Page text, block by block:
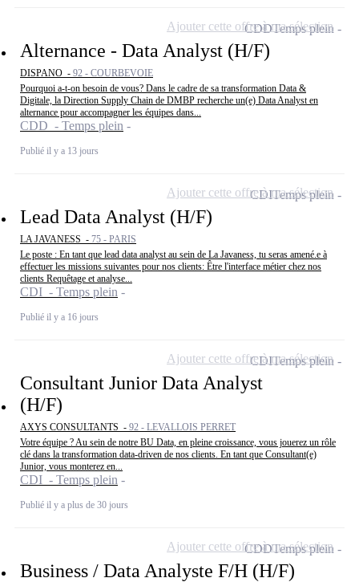
Alternance - Data Analyst (H/F)
DISPANO - 92 - COURBEVOIE
Pourquoi a-t-on besoin de vous? Dans le cadre de sa transformation Data &
Digitale, la Direction Supply Chain de DMBP recherche un(e) Data Analyst en
alternance pour accompagner les équipes dans...
CDD - Temps plein
Publié il y a 13 jours
CDDTemps plein
Ajouter cette offre à ma sélection
Lead Data Analyst (H/F)
LA JAVANESS - 75 - PARIS
Le poste : En tant que lead data analyst au sein de La Javaness, tu seras amené.e à
effectuer les missions suivantes pour nos clients: Être l'interface métier chez nos
clients Requêtage et analyse...
CDI - Temps plein
Publié il y a 16 jours
CDITemps plein
Ajouter cette offre à ma sélection
Consultant Junior Data Analyst
(H/F)
AXYS CONSULTANTS - 92 - LEVALLOIS PERRET
Votre équipe ? Au sein de notre BU Data, en pleine croissance, vous jouerez un rôle
clé dans la transformation data-driven de nos clients. En tant que Consultant(e)
Junior, vous monterez en...
CDI - Temps plein
Publié il y a plus de 30 jours
CDITemps plein
Ajouter cette offre à ma sélection
Business / Data Analyste F/H (H/F)
CDDTemps plein
Ajouter cette offre à ma sélection